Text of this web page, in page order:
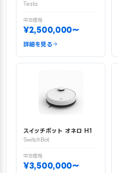
Tesla
中古価格
¥2,500,000〜
詳細を見る
スイッチボット オネロ H1
SwitchBot
中古価格
¥3,500,000〜